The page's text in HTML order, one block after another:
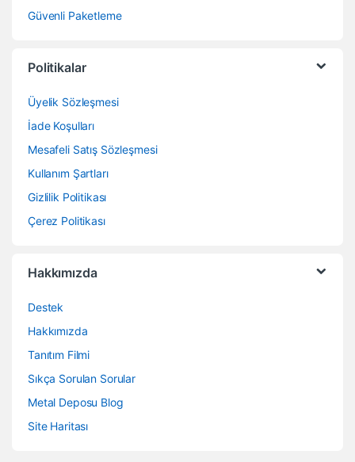
Güvenli Paketleme
Politikalar
Üyelik Sözleşmesi
İade Koşulları
Mesafeli Satış Sözleşmesi
Kullanım Şartları
Gizlilik Politikası
Çerez Politikası
Hakkımızda
Destek
Hakkımızda
Tanıtım Filmi
Sıkça Sorulan Sorular
Metal Deposu Blog
Site Haritası